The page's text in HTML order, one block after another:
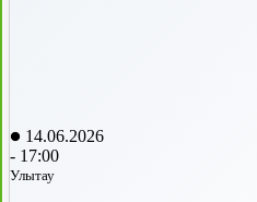
14.06.2026
- 17:00
Улытау